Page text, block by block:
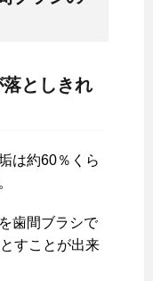
としきれ
は約60％くら
歯間ブラシで
すことが出来